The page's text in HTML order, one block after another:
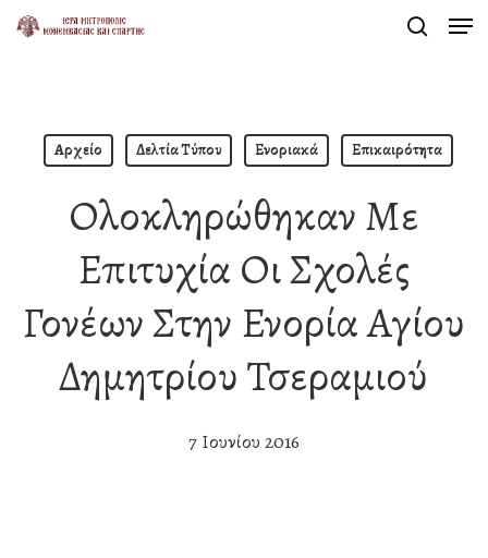
Skip
Αρχείο Δελτία Τύπου Ενοριακά Επικαιρότητα
Ολοκληρώθηκαν Με
Επιτυχία Οι Σχολές
Γονέων Στην Ενορία Αγίου
Δημητρίου Τσεραμιού
7 Ιουνίου 2016